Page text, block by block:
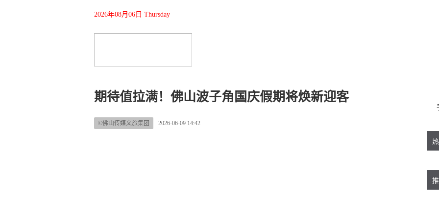
2026年08月06日 Thursday
期待值拉满！佛山波子角国庆假期将焕新迎客
©佛山传媒文旅集团 2026-06-09 14:42